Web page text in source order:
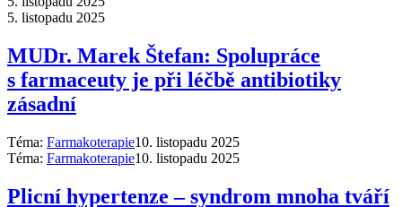
5. listopadu 2025
MUDr. Marek Štefan: Spolupráce
s farmaceuty je při léčbě antibiotiky
zásadní
Téma: Farmakoterapie10. listopadu 2025
Téma: Farmakoterapie10. listopadu 2025
Plicní hypertenze –⁠ syndrom mnoha tváří